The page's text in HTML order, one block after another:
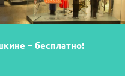
– бесплатно!